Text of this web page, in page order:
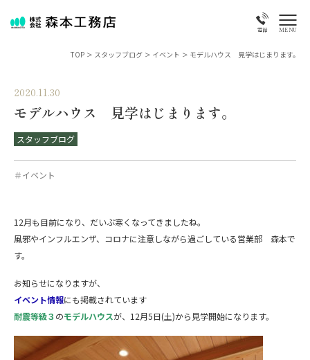
電話 MENU
TOP > スタッフブログ > イベント > モデルハウス 見学はじまります。
2020.11.30
モデルハウス 見学はじまります。
スタッフブログ
＃イベント
12月も目前になり、だいぶ寒くなってきましたね。
風邪やインフルエンザ、コロナに注意しながら過ごしている営業部 森本で
す。
お知らせになりますが、
イベント情報にも掲載されています
耐震等級３のモデルハウスが、12月5日(土)から見学開始になります。